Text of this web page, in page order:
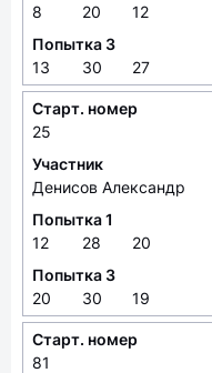
8
20 12
Попытка 3
13
30 27
Старт. номер
25
Участник
Денисов Александр
Попытка 1
12
28 20
Попытка 3
20
30 19
Старт. номер
81